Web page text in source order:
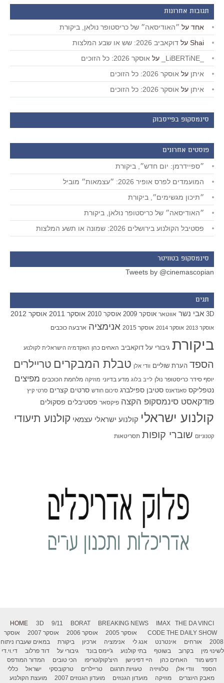
תגובות אחרונות
אחד על ״האודיסאה״ של כריסטופר נולאן, ביקורת
Shai על דוקאביב 2026: שש או שבע המלצות
על אוסקר 2026: כל הזוכים
איתן על אוסקר 2026: כל הזוכים
איתן על אוסקר 2026: כל הזוכים
סינמסקופ בפייסבוק
פוסטים אחרונים
״ספיידרמן: יום חדש״, ביקורת
המועמדים לפרס אופיר 2026: ״עצמאות״ מוביל
״תיכון מגשימים״, ביקורת
״האודיסאה״ של כריסטופר נולאן, ביקורת
פסטיבל הקולנוע בירושלים 2026: שמונה או תשע המלצות
סינמסקופ בטוויטר
Tweets by @cinemascopian
תגים
3D אבי נשר אווטאר אוסקר 2009 אוסקר 2010 אוסקר 2011 אוסקר 2012
אוסקר 2013 אוסקר 2014 אוסקר 2015 אנימציה ארבעה כוכבים
ביקורת גיבורי על דוקאביב האחים כהן האקדמיה הישראלית לקולנוע
הספד הערת שוליים וודי אלן טבלת המבקרים טריילרים
יוסף סידר כריסטופר נולן לייב בלוג מדע בדיוני מוזיקה מלחמת הכוכבים מפיצים
נטפליקס סאנדאנס סטיבן ספילברג סיכום חודש סרטים קצרים סרטי קיץ
פודקאסט סינמסקופ הקצה פיקסאר פסטיבלים פסקולים
קולנוע ישראלי קולנוע ישראלי עצמאי קולנוע תיעודי
קטנוניזם שוברי קופות תסריטאות
HOME 3D 9/11 BORAT BREAKING NEWS IMAX
THE DA VINCI
CODE THE DAILY SHOW אוסקר 2005 אוסקר 2006 אוסקר 2007
אוסקר
2008
אורחים אינטרנט אנג לי אנימציה ארכיון ביקורת
במאים שעברו ניתוח
לשינוי מין
בקרוב בשוטף בתי קולנוע ג'יימס בונד גיבורי על דוד פרלוב
די.וי.די
דפש מוד
האחים כהן היי דפינישן היצ'קוק/טריפו הכי טובים
המדור המודפס
הספד
וודי אלן טלוויזיה טעויות תרגום טריילרים טרקובסקי ישראל
כללי
מאבק היוצרים
מוזיקה מועדון הגנוזים מועדון הגנוזים 2007 מועצת הקולנוע